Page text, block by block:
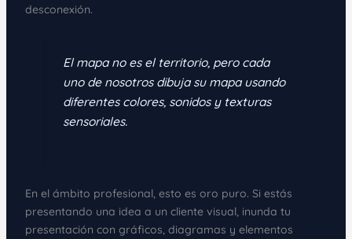
desconexión.
El mapa no es el territorio, pero cada
uno de nosotros dibuja su mapa usando
diferentes colores, sonidos y texturas
sensoriales.
En el ámbito profesional, esto es oro puro. Si estás
presentando una idea a un cliente visual, inunda tu
presentación con gráficos, diagramas y elementos